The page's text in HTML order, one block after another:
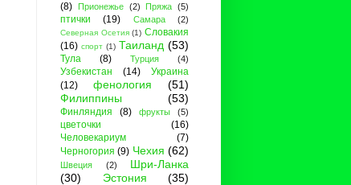
(8) Прионежье (2) Пряжа (5)
птички (19) Самара (2)
Северная Осетия (1) Словакия
(16) спорт (1) Таиланд (53)
Тула (8) Турция (4)
Узбекистан (14)
Украина
(12)
фенология
(51)
Филиппины
(53)
Финляндия (8) фрукты (5)
цветочки
(16)
Человекариум
(7)
Черногория (9) Чехия (62)
Швеция (2)
Шри-Ланка
(30)
Эстония (35)